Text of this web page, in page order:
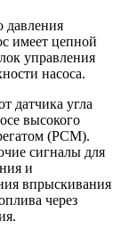
давления
имеет цепной
управления
насоса.
датчика угла
высокого
(PCM).
сигналы для
и
впрыскивания
через